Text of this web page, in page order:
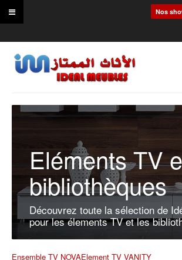
Nos
Eléments TV
bibliothèques
Découvrez toute la sélection de
pour les élements TV et les
Ensemble TV NOVAElement TV VANITY